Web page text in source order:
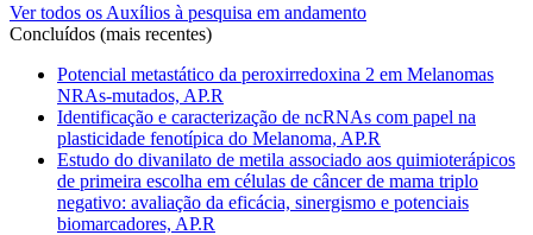
Ver todos os Auxílios à pesquisa em andamento
Concluídos (mais recentes)
Potencial metastático da peroxirredoxina 2 em Melanomas
NRAs-mutados, AP.R
Identificação e caracterização de ncRNAs com papel na
plasticidade fenotípica do Melanoma, AP.R
Estudo do divanilato de metila associado aos quimioterápicos
de primeira escolha em células de câncer de mama triplo
negativo: avaliação da eficácia, sinergismo e potenciais
biomarcadores, AP.R